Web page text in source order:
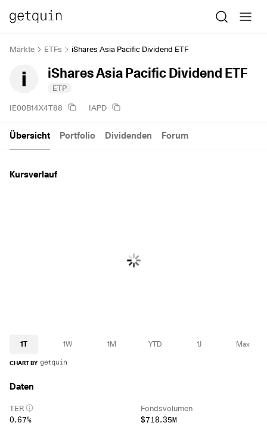
Märkte ETFs iShares Asia Pacific Dividend ETF
iShares Asia Pacific Dividend ETF
ETP
IE00B14X4T88 IAPD
Übersicht Portfolio Dividenden Forum
Kursverlauf
1T 1W 1M YTD 1J Max
CHART BY
Daten
TER
0.67%
Fondsvolumen
$718.35M